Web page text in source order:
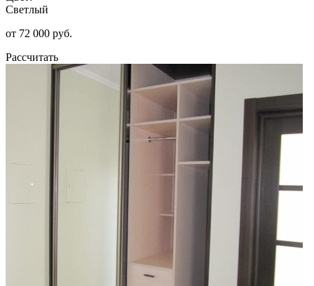
Светлый
от 72 000 руб.
Рассчитать